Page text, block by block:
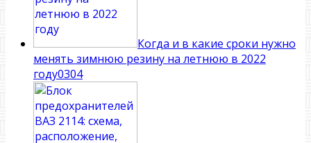
Когда и в какие сроки нужно
менять зимнюю резину на летнюю в 2022
году0304